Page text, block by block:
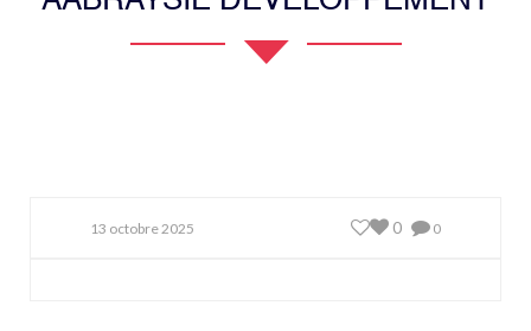
13 octobre 2025 0
0